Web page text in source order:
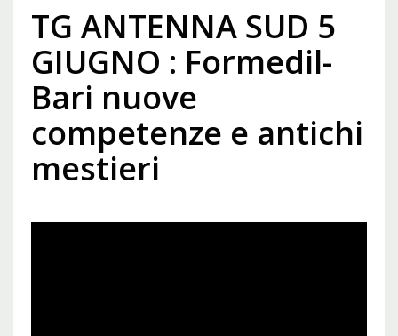
TG ANTENNA SUD 5
GIUGNO : Formedil-
Bari nuove
competenze e antichi
mestieri